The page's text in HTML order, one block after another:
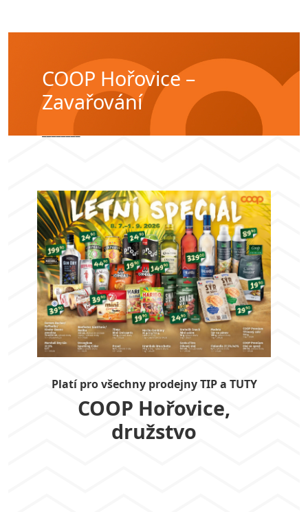
COOP Hořovice –
Zavařování
Platí pro všechny prodejny TIP a TUTY
COOP Hořovice,
družstvo